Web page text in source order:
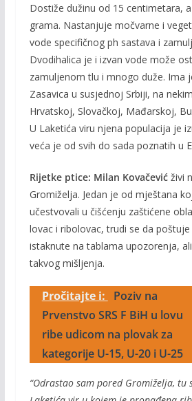
Dostiže dužinu od 15 centimetara,
grama. Nastanjuje močvarne i
vode specifičnog ph sastava i
Dvodihalica je i izvan vode može
zamuljenom tlu i mnogo duže. Ima
Zasavica u susjednoj Srbiji, na
Hrvatskoj, Slovačkoj, Mađarskoj,
U Laketića viru njena populacija je
veća je od svih do sada poznatih u
Rijetke ptice: Milan Kovačevićživi
Gromiželja. Jedan je od mještana
učestvovali u čišćenju zaštićene
lovac i ribolovac, trudi se da
istaknute na tablama upozorenja,
takvog mišljenja.
Pročitajte i:
Poziv na
Prvenstvo SRS F BiH u lovu
ribe udicom na plovak za
kategorije U-15, U-20 i U-25
“Odrastao sam pored Gromiželja, tu